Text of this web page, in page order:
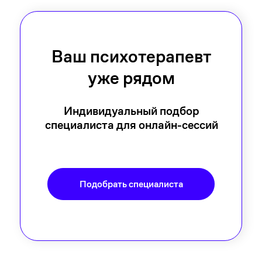
Ваш психотерапевт
уже рядом
Индивидуальный подбор
специалиста для онлайн-сессий
Подобрать специалиста